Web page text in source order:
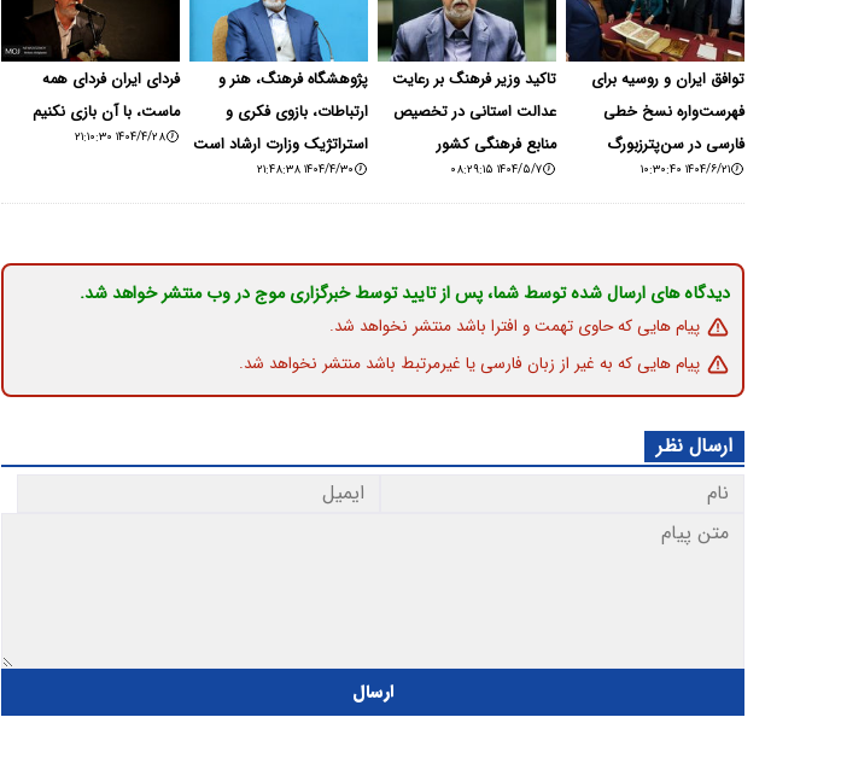
توافق ایران و روسیه برای
فهرست‌واره نسخ خطی
فارسی در سن‌پترزبورگ
۱۴۰۴/۶/۲۱ ۱۰:۳۰:۴۰
تاکید وزیر فرهنگ بر رعایت
عدالت استانی در تخصیص
منابع فرهنگی کشور
۱۴۰۴/۵/۷ ۰۸:۲۹:۱۵
پژوهشگاه فرهنگ، هنر و
ارتباطات، بازوی فکری و
استراتژیک وزارت ارشاد است
۱۴۰۴/۴/۳۰ ۲۱:۴۸:۳۸
فردای ایران فردای همه
ماست، با آن بازی نکنیم
۱۴۰۴/۴/۲۸ ۲۱:۱۰:۳۰
دیدگاه های ارسال شده توسط شما، پس از تایید توسط خبرگزاری موج در وب منتشر خواهد شد.
پیام هایی که حاوی تهمت و افترا باشد منتشر نخواهد شد.
پیام هایی که به غیر از زبان فارسی یا غیرمرتبط باشد منتشر نخواهد شد.
ارسال نظر
ارسال